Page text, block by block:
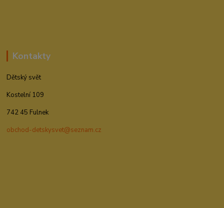
Kontakty
Dětský svět
Kostelní 109
742 45 Fulnek
obchod-detskysvet@seznam.cz